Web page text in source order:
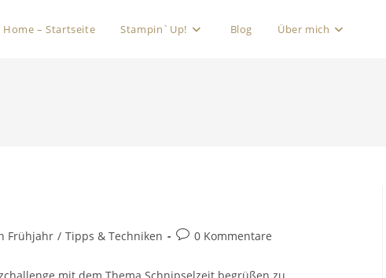
Home – Startseite Stampin`Up! Blog Über mich
Frühjahr / Tipps & Techniken 0 Kommentare